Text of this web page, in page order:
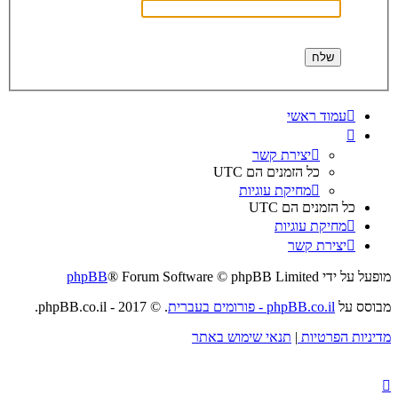
עמוד ראשי
יצירת קשר
כל הזמנים הם UTC
מחיקת עוגיות
כל הזמנים הם UTC
מחיקת עוגיות
יצירת קשר
מופעל על ידי phpBB® Forum Software © phpBB Limited
מבוסס על phpBB.co.il - פורומים בעברית
. © 2017 - phpBB.co.il.
מדיניות הפרטיות | תנאי שימוש באתר